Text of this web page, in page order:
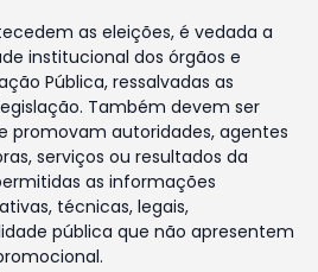
as eleições, é vedada a
institucional dos órgãos e
Pública, ressalvadas as
Também devem ser
promovam autoridades, agentes
serviços ou resultados da
as informações
técnicas, legais,
pública que não apresentem